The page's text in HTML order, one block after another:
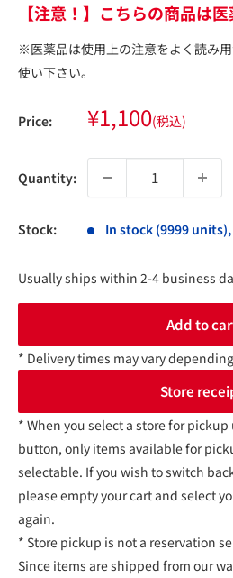
【注意！】こちらの商品は医
※医薬品は使用上の注意をよく読み
使い下さい。
Price: Sale
price
¥1,100(税込)
Quantity:
Stock: In stock (9999
Usually ships within 2-4 business
Add to
* Delivery times may vary
Store
* When you select a store for
button, only items available for
selectable. If you wish to switch
please empty your cart and select
again.
* Store pickup is not a reservation
Since items are shipped from our